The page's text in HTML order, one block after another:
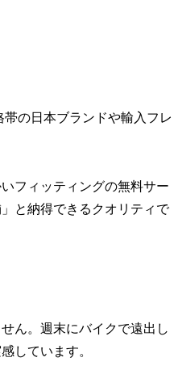
の日本ブランドや輸入フレ
フィッティングの無料サー
と納得できるクオリティで
ん。週末にバイクで遠出し
しています。